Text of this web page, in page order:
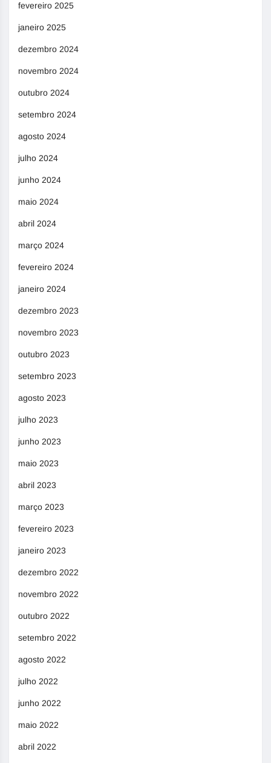
fevereiro 2025
janeiro 2025
dezembro 2024
novembro 2024
outubro 2024
setembro 2024
agosto 2024
julho 2024
junho 2024
maio 2024
abril 2024
março 2024
fevereiro 2024
janeiro 2024
dezembro 2023
novembro 2023
outubro 2023
setembro 2023
agosto 2023
julho 2023
junho 2023
maio 2023
abril 2023
março 2023
fevereiro 2023
janeiro 2023
dezembro 2022
novembro 2022
outubro 2022
setembro 2022
agosto 2022
julho 2022
junho 2022
maio 2022
abril 2022